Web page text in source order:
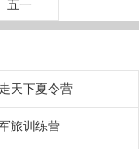
五一
天下夏令营
旅训练营